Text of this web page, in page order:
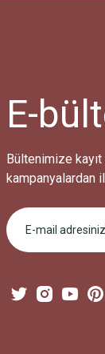
Bu ürüne
E-
Bültenimize
kampanyalardan